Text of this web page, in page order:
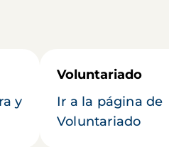
y
Voluntariado
Ir a la página de
Voluntariado